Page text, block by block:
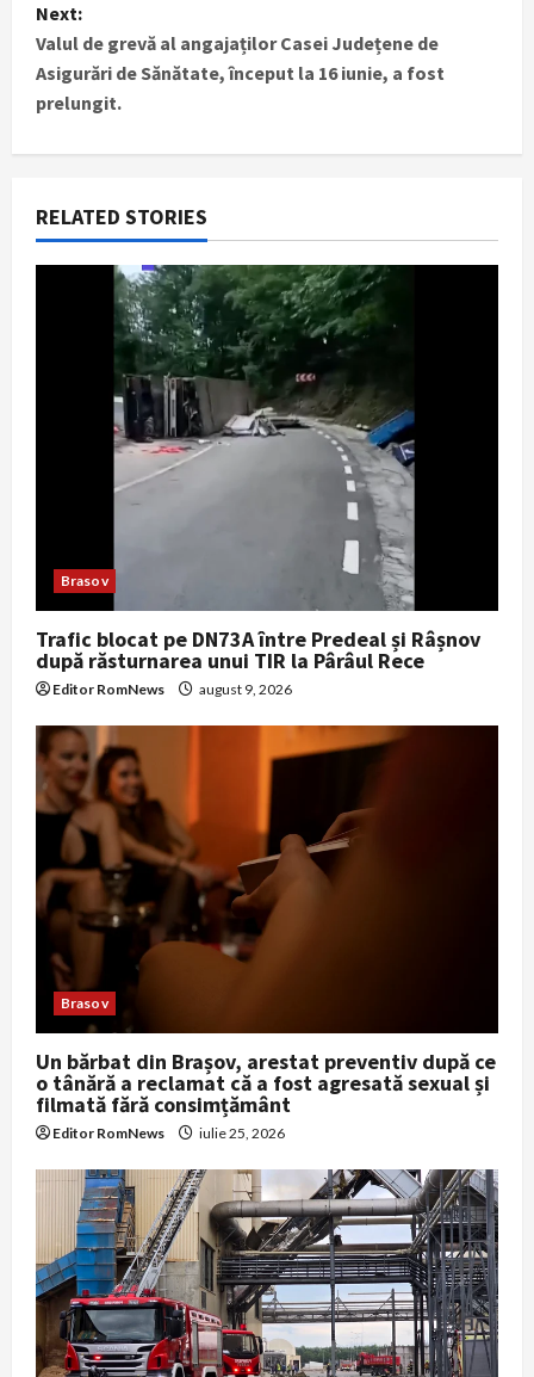
n
a
g
Next:
Valul de grevă al angajaților Casei Județene de
Asigurări de Sănătate, început la 16 iunie, a fost
prelungit.
RELATED STORIES
Brasov
Trafic blocat pe DN73A între Predeal și Râșnov
după răsturnarea unui TIR la Pârâul Rece
Editor RomNews august 9, 2026
Brasov
Un bărbat din Brașov, arestat preventiv după ce
o tânără a reclamat că a fost agresată sexual și
filmată fără consimțământ
Editor RomNews iulie 25, 2026